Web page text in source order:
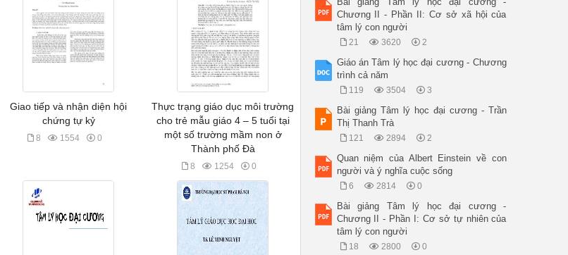
Giao tiếp và nhận diện hội
chứng tự kỷ
8 1554 0
Thực trạng giáo dục môi trường
cho trẻ mẫu giáo 4 – 5 tuổi tại
một số trường mầm non ở
Thành phố Đà
8 1254 0
Chương II - Phần II: Cơ sở xã hội của
tâm lý con người
21 3620 2
Giáo án Tâm lý học đại cương - Chương
trình cả năm
119 3504 3
Bài giảng Tâm lý học đại cương - Trần
Thị Thanh Trà
121 2894 2
Quan niệm của Albert Einstein về con
người và ý nghĩa cuộc sống
6 2814 0
Bài giảng Tâm lý học đại cương -
Chương II - Phần I: Cơ sở tự nhiên của
tâm lý con người
18 2800 0